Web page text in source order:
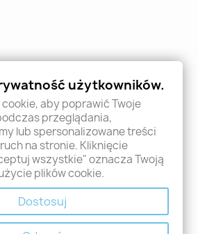
użytkowników.
aby poprawić Twoje
przeglądania,
lub spersonalizowane treści
na stronie. Kliknięcie
wszystkie" oznacza Twoją
plików cookie.
Dostosuj